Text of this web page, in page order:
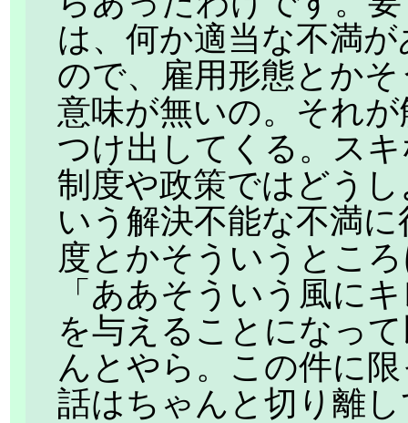
は、何か適当な不満
ので、雇用形態とか
意味が無いの。それ
つけ出してくる。ス
制度や政策ではどう
いう解決不能な不満
度とかそういうとこ
「ああそういう風に
を与えることになっ
んとやら。この件に
話はちゃんと切り離